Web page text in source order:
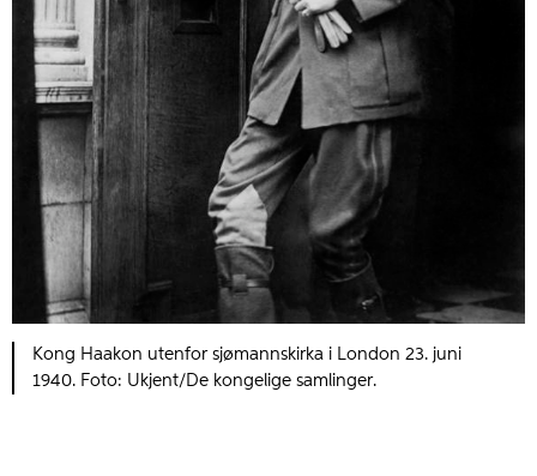
Kong Haakon utenfor sjømannskirka i London 23. juni
1940. Foto: Ukjent/De kongelige samlinger.